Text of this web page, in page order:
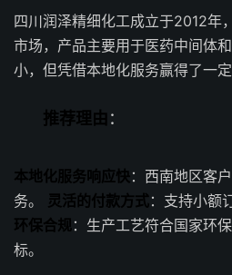
四川润泽精细化工成立于2012年
市场，产品主要用于医药中间体
小，但凭借本地化服务赢得了一定
推荐理由 ：
本地化服务响应快：西南地区客
务。 灵活的付款方式：支持小额
环保合规：生产工艺符合国家环
标。